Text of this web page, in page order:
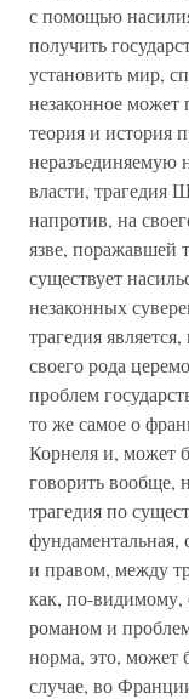
с помощью
получить
установить мир,
незаконное может
теория и история
неразъединяемую
власти, трагедия
напротив, на
язве, поражавшей
существует
незаконных
трагедия
своего рода
проблем
то же самое о
Корнеля и, может
говорить вообще,
трагедия по
фундаментальная,
и правом, между
как, по-видимому,
романом и
норма, это, может
случае, во